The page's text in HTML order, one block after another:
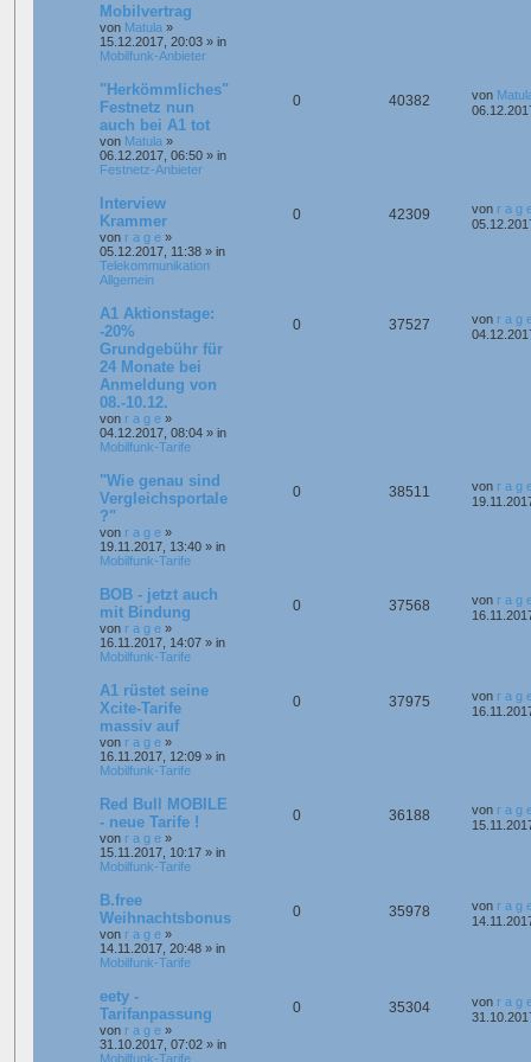
Mobilvertrag
von Matula »
15.12.2017, 20:03 » in
Mobilfunk-Anbieter
"Herkömmliches"
Festnetz nun
auch bei A1 tot
von Matula »
06.12.2017, 06:50 » in
Festnetz-Anbieter
0 40382 von
Interview
Krammer
von r a g e »
05.12.2017, 11:38 » in
Telekommunikation
Allgemein
0 42309 von r a g
A1 Aktionstage:
-20%
Grundgebühr für
24 Monate bei
Anmeldung von
08.-10.12.
von r a g e »
04.12.2017, 08:04 » in
Mobilfunk-Tarife
0 37527 von r a g
"Wie genau sind
Vergleichsportale
?"
von r a g e »
19.11.2017, 13:40 » in
Mobilfunk-Tarife
0 38511 von r a g
BOB - jetzt auch
mit Bindung
von r a g e »
16.11.2017, 14:07 » in
Mobilfunk-Tarife
0 37568 von r a g
A1 rüstet seine
Xcite-Tarife
massiv auf
von r a g e »
16.11.2017, 12:09 » in
Mobilfunk-Tarife
0 37975 von r a g
Red Bull MOBILE
- neue Tarife !
von r a g e »
15.11.2017, 10:17 » in
Mobilfunk-Tarife
0 36188 von r a g
B.free
Weihnachtsbonus
von r a g e »
14.11.2017, 20:48 » in
Mobilfunk-Tarife
0 35978 von r a g
eety -
Tarifanpassung
von r a g e »
31.10.2017, 07:02 » in
Mobilfunk-Tarife
0 35304 von r a g